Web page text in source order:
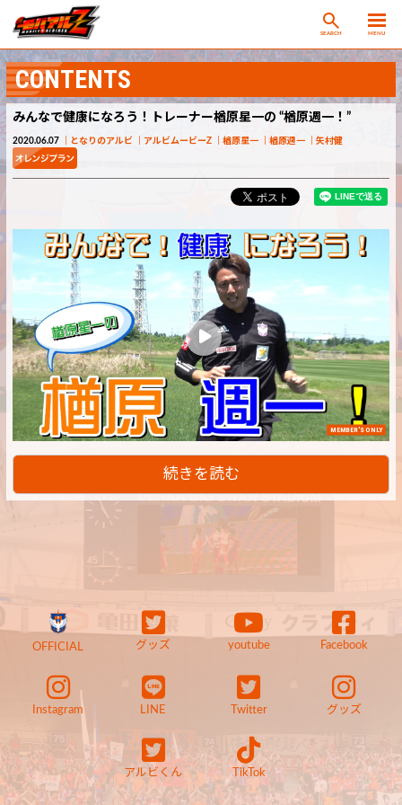
SEARCH MENU
CONTENTS
みんなで健康になろう！トレーナー楢原星一の “楢原週一！”
2020.06.07 となりのアルビ アルビムービーZ 楢原星一 楢原週一 矢村健
MEMBER'S ONLY
続きを読む
OFFICIAL グッズ youtube Facebook
Instagram LINE Twitter グッズ
アルビくん TikTok